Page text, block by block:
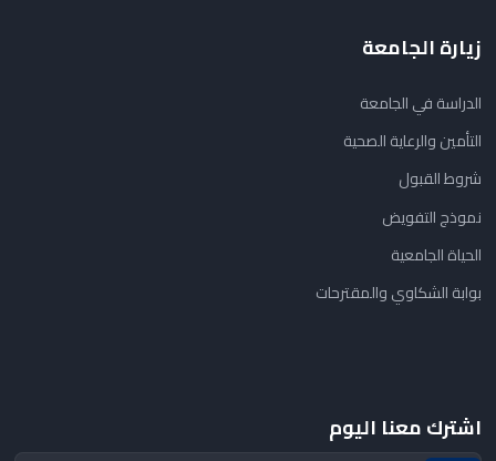
زيارة الجامعة
الدراسة في الجامعة
التأمين والرعاية الصحية
شروط القبول
نموذج التفويض
الحياة الجامعية
بوابة الشكاوي والمقترحات
اشترك معنا اليوم